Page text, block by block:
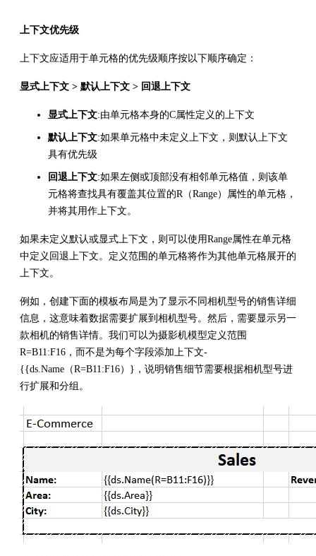
上下文优先级
上下文应适用于单元格的优先级顺序按以下顺序确定：
显式上下文 > 默认上下文 > 回退上下文
显式上下文:由单元格本身的C属性定义的上下文
默认上下文:如果单元格中未定义上下文，则默认上下文
具有优先级
回退上下文:如果左侧或顶部没有相邻单元格值，则该单
元格将查找具有覆盖其位置的R（Range）属性的单元格，
并将其用作上下文。
如果未定义默认或显式上下文，则可以使用Range属性在单元格
中定义回退上下文。定义范围的单元格将作为其他单元格展开的
上下文。
例如，创建下面的模板布局是为了显示不同相机型号的销售详细
信息，这意味着数据需要扩展到相机型号。然后，需要显示另一
款相机的销售详情。我们可以为摄影机模型定义范围
R=B11:F16，而不是为每个字段添加上下文-
{{ds.Name（R=B11:F16）}，说明销售细节需要根据相机型号进
行扩展和分组。